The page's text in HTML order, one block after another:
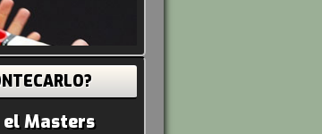
el Masters